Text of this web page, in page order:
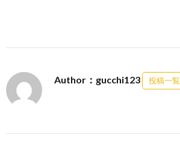
Author：gucchi123 投稿一覧